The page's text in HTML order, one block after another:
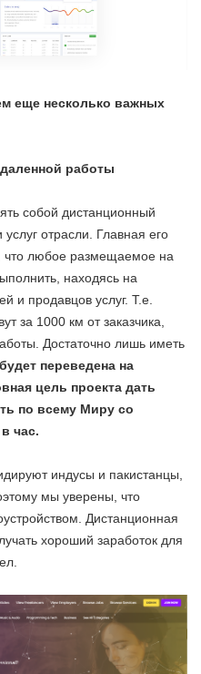
еще несколько важных
работы
собой дистанционный
отрасли. Главная его
что любое размещаемое на
находясь на
и продавцов услуг. Т.е.
за 1000 км от заказчика,
Достаточно лишь иметь
переведена на
цель проекта дать
по всему Миру со
час.
индусы и пакистанцы,
мы уверены, что
Дистанционная
хороший заработок для